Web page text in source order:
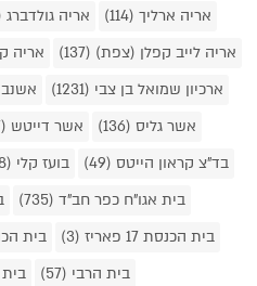
אריה ארליך (114)
אריה גולדברג
אריה לייב קפלן (צפת) (137)
אריה
ארכיון שמואל בן צבי (1231)
אשנב
אשר גליס (136)
אשר דייטש (77)
בד"צ קראון הייטס (49)
בועז קלי (48)
בית אגו"ח כפר חב"ד (735)
בית הכנסת 17 פאריז (3)
בית
בית הרבי (57)
בית